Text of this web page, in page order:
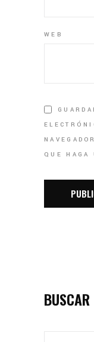
WEB
QUE HAGA
BUSCAR